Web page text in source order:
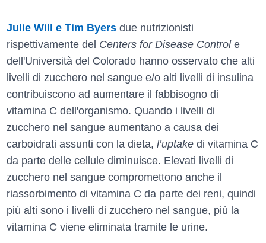
Julie Will e Tim Byers due nutrizionisti
rispettivamente del Centers for Disease Controle
dell'Università del Colorado hanno osservato che alti
livelli di zucchero nel sangue e/o alti livelli di insulina
contribuiscono ad aumentare il fabbisogno di
vitamina C dell'organismo. Quando i livelli di
zucchero nel sangue aumentano a causa dei
carboidrati assunti con la dieta, l’uptake di vitamina C
da parte delle cellule diminuisce. Elevati livelli di
zucchero nel sangue compromettono anche il
riassorbimento di vitamina C da parte dei reni, quindi
più alti sono i livelli di zucchero nel sangue, più la
vitamina C viene eliminata tramite le urine.